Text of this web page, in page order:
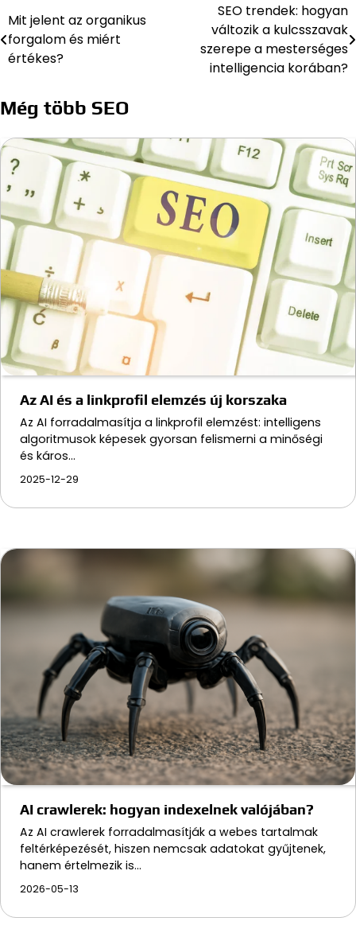
Bejegyzés
navigáció
Mit jelent az organikus
forgalom és miért
értékes?
SEO trendek: hogyan
változik a kulcsszavak
szerepe a mesterséges
intelligencia korában?
Még több SEO
Az AI és a linkprofil elemzés új korszaka
Az AI forradalmasítja a linkprofil elemzést: intelligens
algoritmusok képesek gyorsan felismerni a minőségi
és káros…
2025-12-29
AI crawlerek: hogyan indexelnek valójában?
Az AI crawlerek forradalmasítják a webes tartalmak
feltérképezését, hiszen nemcsak adatokat gyűjtenek,
hanem értelmezik is…
2026-05-13